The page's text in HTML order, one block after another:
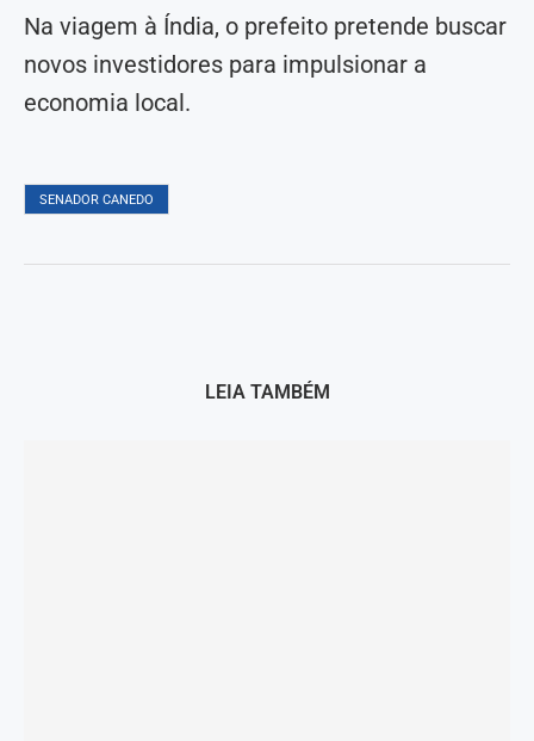
Na viagem à Índia, o prefeito pretende buscar
novos investidores para impulsionar a
economia local.
SENADOR CANEDO
LEIA TAMBÉM